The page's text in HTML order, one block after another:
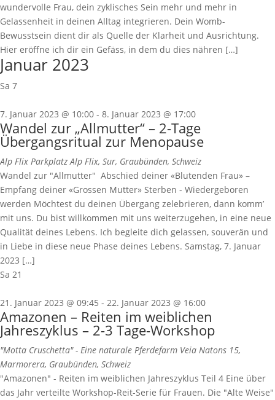
wundervolle Frau, dein zyklisches Sein mehr und mehr in
Gelassenheit in deinen Alltag integrieren. Dein Womb-
Bewusstsein dient dir als Quelle der Klarheit und Ausrichtung.
Hier eröffne ich dir ein Gefäss, in dem du dies nähren […]
Januar 2023
Sa 7
7. Januar 2023 @ 10:00 - 8. Januar 2023 @ 17:00
Wandel zur „Allmutter“ – 2-Tage
Übergangsritual zur Menopause
Alp Flix Parkplatz Alp Flix, Sur, Graubünden, Schweiz
Wandel zur "Allmutter" Abschied deiner «Blutenden Frau» –
Empfang deiner «Grossen Mutter» Sterben - Wiedergeboren
werden Möchtest du deinen Übergang zelebrieren, dann komm’
mit uns. Du bist willkommen mit uns weiterzugehen, in eine neue
Qualität deines Lebens. Ich begleite dich gelassen, souverän und
in Liebe in diese neue Phase deines Lebens. Samstag, 7. Januar
2023 […]
Sa 21
21. Januar 2023 @ 09:45 - 22. Januar 2023 @ 16:00
Amazonen – Reiten im weiblichen
Jahreszyklus – 2-3 Tage-Workshop
"Motta Cruschetta" - Eine naturale Pferdefarm Veia Natons 15,
Marmorera, Graubünden, Schweiz
"Amazonen" - Reiten im weiblichen Jahreszyklus Teil 4 Eine über
das Jahr verteilte Workshop-Reit-Serie für Frauen. Die "Alte Weise"